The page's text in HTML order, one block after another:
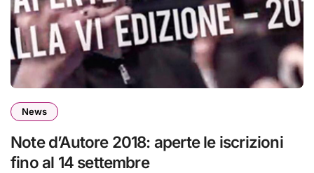
News
Note d’Autore 2018: aperte le iscrizioni
fino al 14 settembre